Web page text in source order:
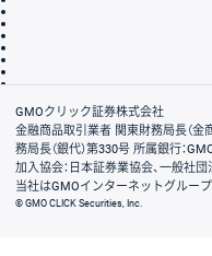
会社案内
GMOクリック証券株式会社
金融商品取引業者 関東財務局長（金
務局長（銀代）第330号 所属銀行：
加入協会：日本証券業協会、一般社
当社はGMOインターネットグループ
© GMO CLICK Securities, Inc.